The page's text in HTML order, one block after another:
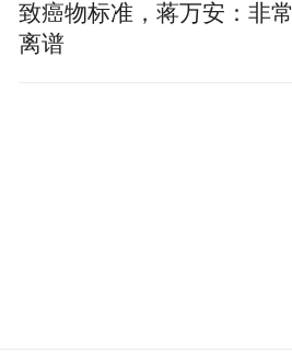
致癌物标准，蒋万安：非常
离谱